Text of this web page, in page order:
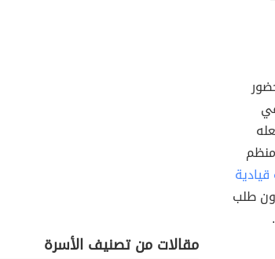
طلب
مقالات من تصنيف الأسرة